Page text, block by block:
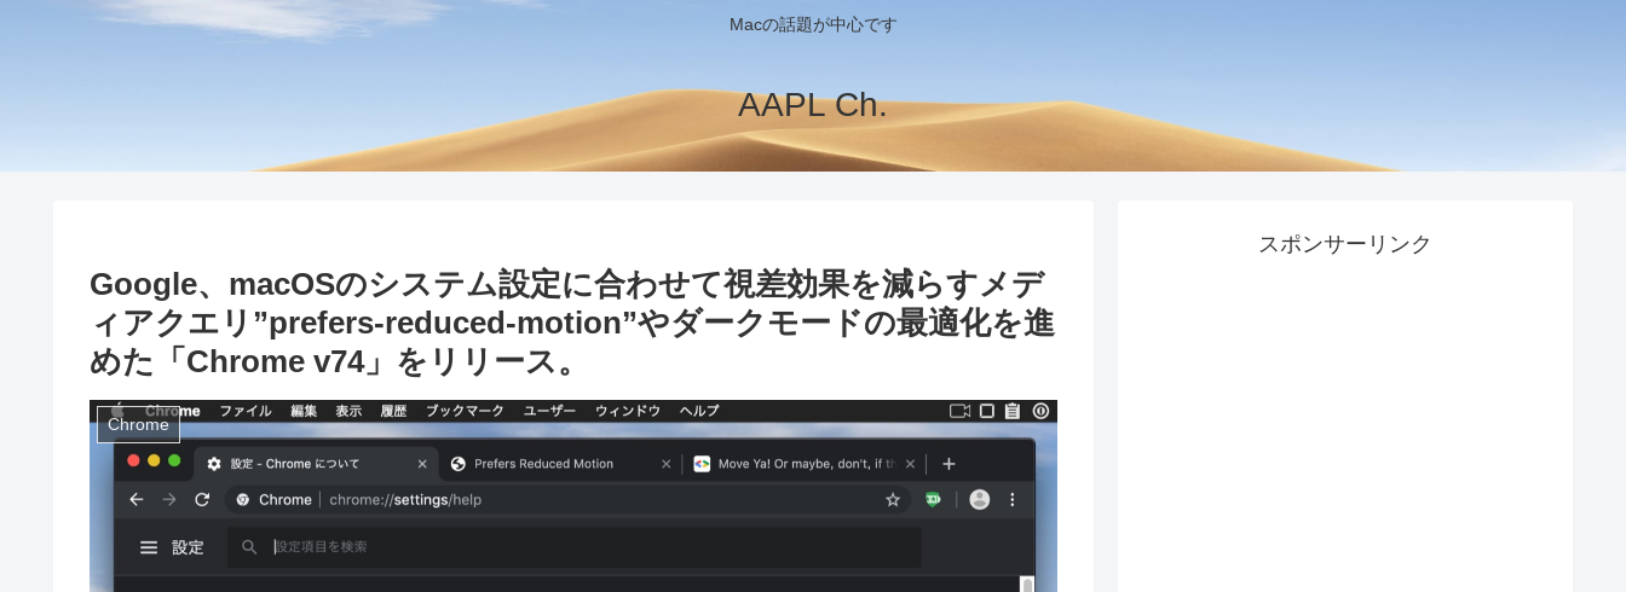
Macの話題が中心です
AAPL Ch.
Google、macOSのシステム設定に合わせて視差効果を減らすメデ
ィアクエリ”prefers-reduced-motion”やダークモードの最適化を進
めた「Chrome v74」をリリース。
Chrome
スポンサーリンク